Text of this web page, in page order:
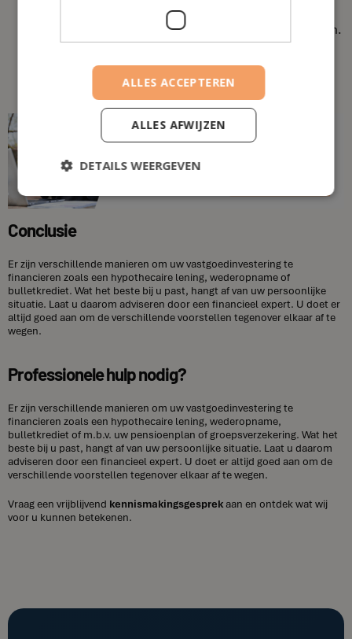
U betaalt geen notaris-, registratie- en hypotheekkosten.
Economische Ruimte
Conclusie
Er zijn verschillende manieren om uw vastgoedinvestering te
financieren zoals een hypothecaire lening, wederopname of
bulletkrediet. Wat het beste bij u past, hangt af van uw persoonlijke
situatie. Laat u daarom adviseren door een financieel expert. U doet er
altijd goed aan om de verschillende voorstellen tegenover elkaar af te
wegen.
Professionele hulp nodig?
Er zijn verschillende manieren om uw vastgoedinvestering te
financieren zoals een hypothecaire lening, wederopname,
bulletkrediet of m.b.v. uw pensioenplan of groepsverzekering. Wat het
beste bij u past, hangt af van uw persoonlijke situatie. Laat u daarom
adviseren door een financieel expert. U doet er altijd goed aan om de
verschillende voorstellen tegenover elkaar af te wegen.
Vraag een vrijblijvend kennismakingsgesprekaan en ontdek wat wij
voor u kunnen betekenen.
ALLES ACCEPTEREN
ALLES AFWIJZEN
DETAILS WEERGEVEN